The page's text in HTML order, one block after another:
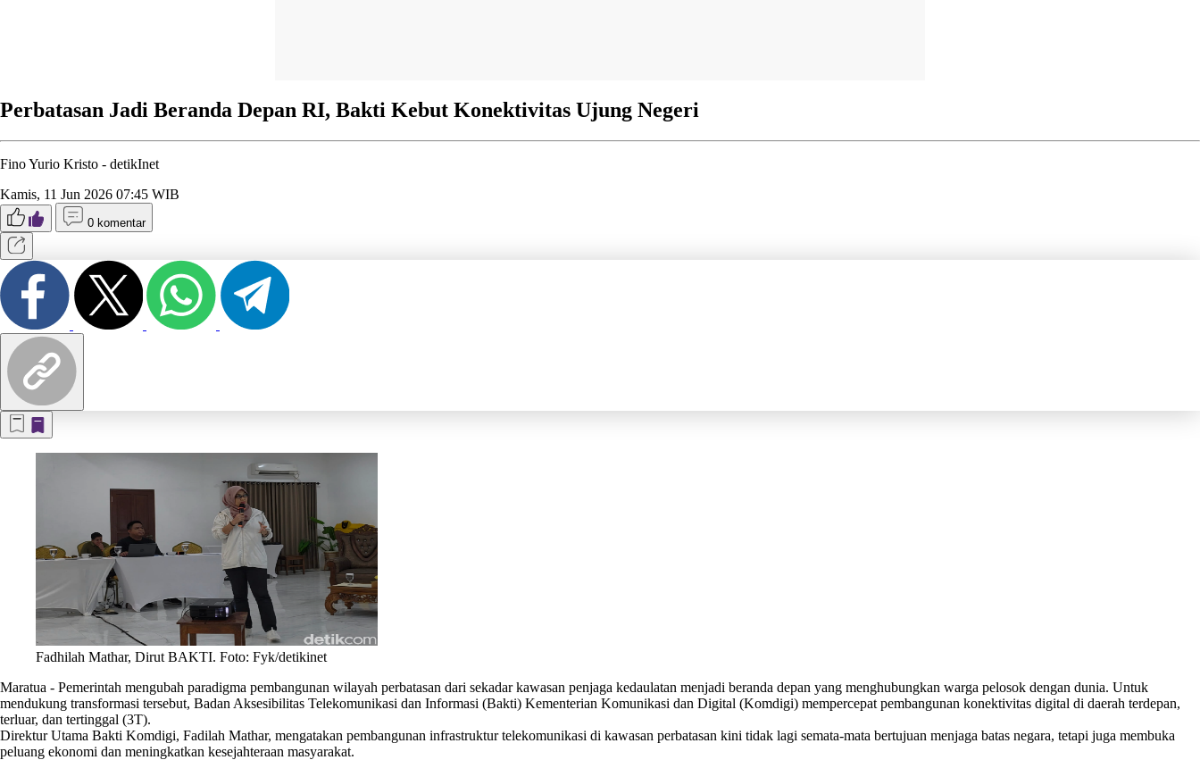
Perbatasan Jadi Beranda Depan RI, Bakti Kebut Konektivitas Ujung Negeri
Fino Yurio Kristo - detikInet
Kamis, 11 Jun 2026 07:45 WIB
0 komentar
Fadhilah Mathar, Dirut BAKTI. Foto: Fyk/detikinet
Maratua - Pemerintah mengubah paradigma pembangunan wilayah perbatasan dari sekadar kawasan penjaga kedaulatan menjadi beranda depan yang menghubungkan warga pelosok dengan dunia. Untuk
mendukung transformasi tersebut, Badan Aksesibilitas Telekomunikasi dan Informasi (Bakti) Kementerian Komunikasi dan Digital (Komdigi) mempercepat pembangunan konektivitas digital di daerah terdepan,
terluar, dan tertinggal (3T).
Direktur Utama Bakti Komdigi, Fadilah Mathar, mengatakan pembangunan infrastruktur telekomunikasi di kawasan perbatasan kini tidak lagi semata-mata bertujuan menjaga batas negara, tetapi juga membuka
peluang ekonomi dan meningkatkan kesejahteraan masyarakat.